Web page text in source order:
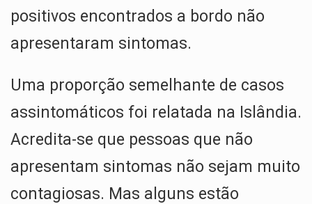
positivos encontrados a bordo não
apresentaram sintomas.
Uma proporção semelhante de casos
assintomáticos foi relatada na Islândia.
Acredita-se que pessoas que não
apresentam sintomas não sejam muito
contagiosas. Mas alguns estão